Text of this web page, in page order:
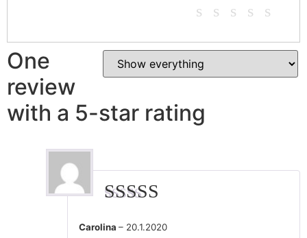
One
review
with a 5-star rating
Arvostelu
Carolina – 20.1.2020